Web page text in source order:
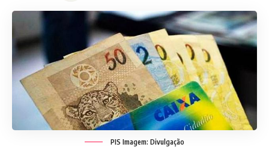
PIS Imagem: Divulgação